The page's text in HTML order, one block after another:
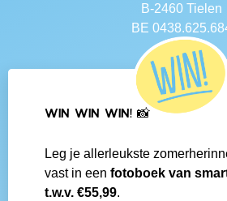
B-2460 Tielen
BE
Navigatie
Contact
Social media
IJsboerke-
WIN WIN WIN! 📸
Leg je allerleukste
vast in een fotoboek van
t.w.v. €55,99.